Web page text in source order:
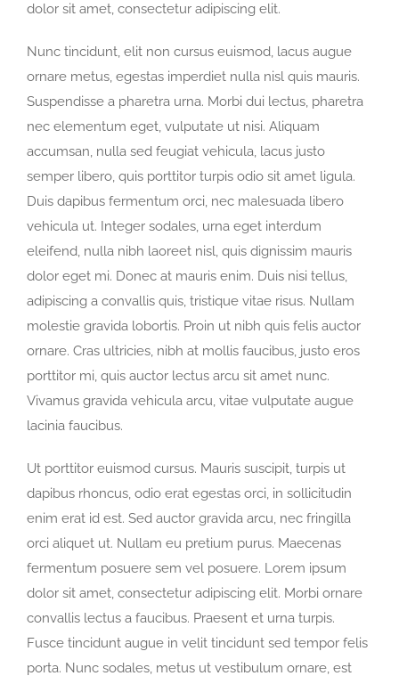
dolor sit amet, consectetur adipiscing elit.
Nunc tincidunt, elit non cursus euismod, lacus augue
ornare metus, egestas imperdiet nulla nisl quis mauris.
Suspendisse a pharetra urna. Morbi dui lectus, pharetra
nec elementum eget, vulputate ut nisi. Aliquam
accumsan, nulla sed feugiat vehicula, lacus justo
semper libero, quis porttitor turpis odio sit amet ligula.
Duis dapibus fermentum orci, nec malesuada libero
vehicula ut. Integer sodales, urna eget interdum
eleifend, nulla nibh laoreet nisl, quis dignissim mauris
dolor eget mi. Donec at mauris enim. Duis nisi tellus,
adipiscing a convallis quis, tristique vitae risus. Nullam
molestie gravida lobortis. Proin ut nibh quis felis auctor
ornare. Cras ultricies, nibh at mollis faucibus, justo eros
porttitor mi, quis auctor lectus arcu sit amet nunc.
Vivamus gravida vehicula arcu, vitae vulputate augue
lacinia faucibus.
Ut porttitor euismod cursus. Mauris suscipit, turpis ut
dapibus rhoncus, odio erat egestas orci, in sollicitudin
enim erat id est. Sed auctor gravida arcu, nec fringilla
orci aliquet ut. Nullam eu pretium purus. Maecenas
fermentum posuere sem vel posuere. Lorem ipsum
dolor sit amet, consectetur adipiscing elit. Morbi ornare
convallis lectus a faucibus. Praesent et urna turpis.
Fusce tincidunt augue in velit tincidunt sed tempor felis
porta. Nunc sodales, metus ut vestibulum ornare, est